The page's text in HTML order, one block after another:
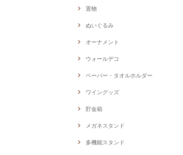
置物
ぬいぐるみ
オーナメント
ウォールデコ
ペーパー・タオルホルダー
ワイングッズ
貯金箱
メガネスタンド
多機能スタンド